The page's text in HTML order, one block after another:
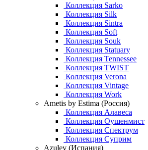
Коллекция Sarko
Коллекция Silk
Коллекция Sintra
Коллекция Soft
Коллекция Souk
Коллекция Statuary
Коллекция Tennessee
Коллекция TWIST
Коллекция Verona
Коллекция Vintage
Коллекция Work
Ametis by Estima (Россия)
Коллекция Алавеса
Коллекция Оушенмист
Коллекция Спектрум
Коллекция Суприм
Azulev (Испания)